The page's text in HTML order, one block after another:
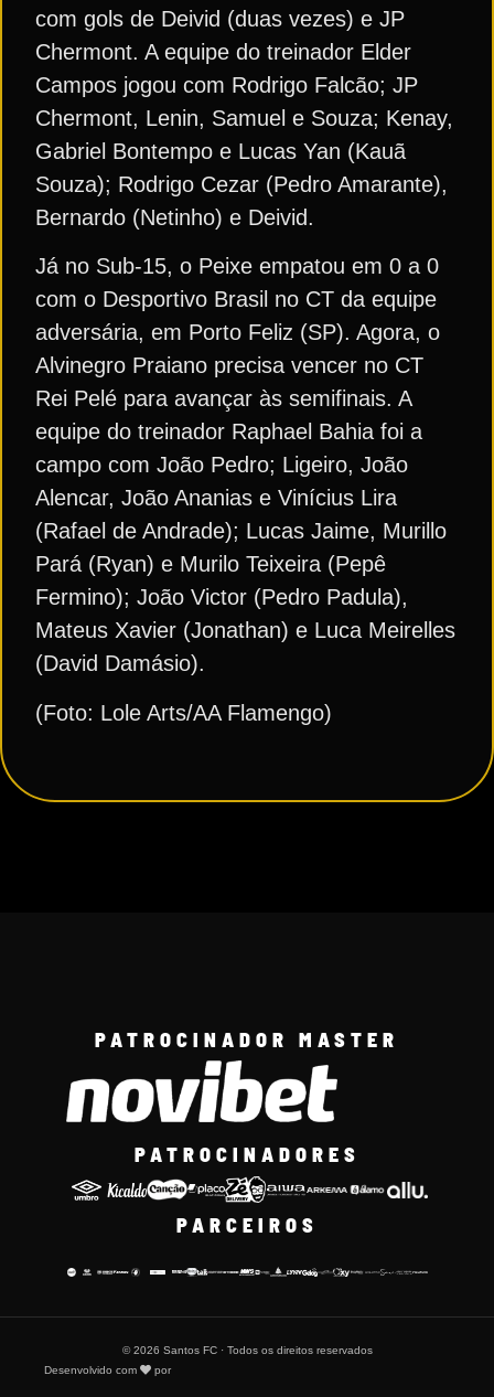
com gols de Deivid (duas vezes) e JP
Chermont. A equipe do treinador Elder
Campos jogou com Rodrigo Falcão; JP
Chermont, Lenin, Samuel e Souza; Kenay,
Gabriel Bontempo e Lucas Yan (Kauã
Souza); Rodrigo Cezar (Pedro Amarante),
Bernardo (Netinho) e Deivid.
Já no Sub-15, o Peixe empatou em 0 a 0
com o Desportivo Brasil no CT da equipe
adversária, em Porto Feliz (SP). Agora, o
Alvinegro Praiano precisa vencer no CT
Rei Pelé para avançar às semifinais. A
equipe do treinador Raphael Bahia foi a
campo com João Pedro; Ligeiro, João
Alencar, João Ananias e Vinícius Lira
(Rafael de Andrade); Lucas Jaime, Murillo
Pará (Ryan) e Murilo Teixeira (Pepê
Fermino); João Victor (Pedro Padula),
Mateus Xavier (Jonathan) e Luca Meirelles
(David Damásio).
(Foto: Lole Arts/AA Flamengo)
PATROCINADOR MASTER
PATROCINADORES
PARCEIROS
© 2026 Santos FC · Todos os direitos reservados
Desenvolvido com
por